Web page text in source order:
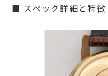
■ スペック詳細と特徴